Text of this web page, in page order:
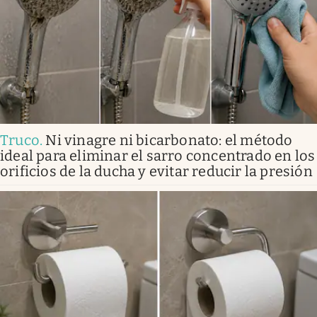
Truco. Ni vinagre ni bicarbonato: el método
ideal para eliminar el sarro concentrado en los
orificios de la ducha y evitar reducir la presión